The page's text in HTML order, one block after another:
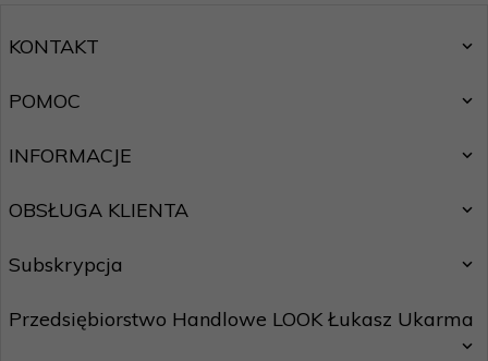
KONTAKT
POMOC
INFORMACJE
OBSŁUGA KLIENTA
Subskrypcja
Przedsiębiorstwo Handlowe LOOK Łukasz Ukarma